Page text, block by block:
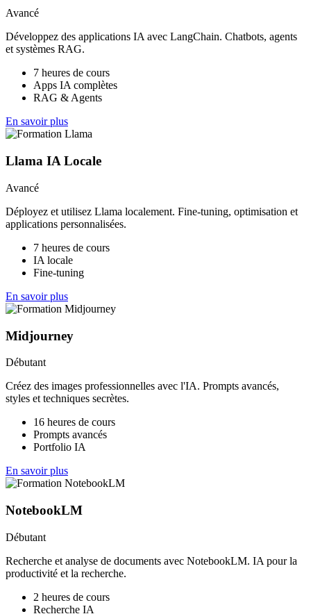
Avancé
Développez des applications IA avec LangChain. Chatbots, agents
et systèmes RAG.
7 heures de cours
Apps IA complètes
RAG & Agents
En savoir plus
Llama IA Locale
Avancé
Déployez et utilisez Llama localement. Fine-tuning, optimisation et
applications personnalisées.
7 heures de cours
IA locale
Fine-tuning
En savoir plus
Midjourney
Débutant
Créez des images professionnelles avec l'IA. Prompts avancés,
styles et techniques secrètes.
16 heures de cours
Prompts avancés
Portfolio IA
En savoir plus
NotebookLM
Débutant
Recherche et analyse de documents avec NotebookLM. IA pour la
productivité et la recherche.
2 heures de cours
Recherche IA